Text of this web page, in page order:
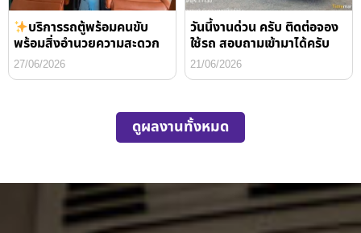
บริการรถตู้พร้อมคนขับ
พร้อมสิ่งอำนวยความสะดวก
27/06/2026
วันนี้งานด่วน ครับ ติดต่อจอง
ใช้รถ สอบถามเข้ามาได้ครับ
21/06/2026
ดูผลงานทั้งหมด